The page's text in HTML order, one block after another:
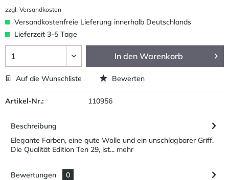
zzgl. Versandkosten
Versandkostenfreie Lieferung innerhalb Deutschlands
Lieferzeit 3-5 Tage
In den Warenkorb
Auf die Wunschliste Bewerten
Artikel-Nr.: 110956
Beschreibung
Elegante Farben, eine gute Wolle und ein unschlagbarer Griff.
Die Qualität Edition Ten 29, ist... mehr
Bewertungen
0